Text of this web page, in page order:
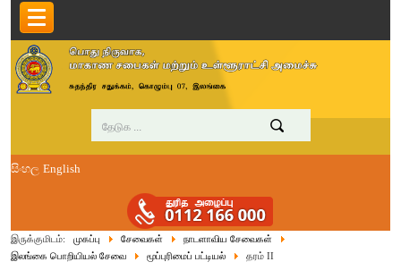
සිංහල English
இருக்குமிடம்: முகப்பு சேவைகள்
நாடளாவிய சேவைகள்
இலங்கை பொறியியல் சேவை
மூப்புரிமைப் பட்டியல் தரம் II